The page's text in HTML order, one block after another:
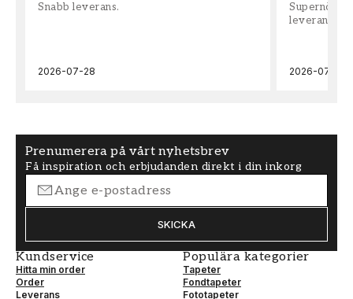
Snabb leverans.
2026-07-28
leveran,
2026-07-22
Prenumerera på vårt nyhetsbrev
Få inspiration och erbjudanden direkt i din inkorg
SKICKA
Kundservice
Hitta min order
Order
Leverans
Populära kategorier
Tapeter
Fondtapeter
Fototapeter